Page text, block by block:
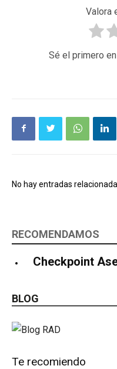
Valora
Sé el primero
No hay entradas
RECOMENDAMOS
Checkpoint
BLOG
Te recomiendo